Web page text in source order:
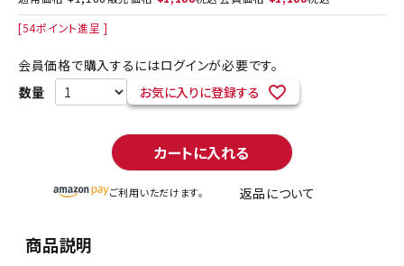
[54ポイント進呈 ]
会員価格で購入するにはログインが必要です。
お気に入りに登録する
カートに入れる
ご利用いただけます。 返品について
商品説明